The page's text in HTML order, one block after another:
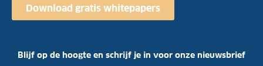
Download gratis whitepapers
Blijf op de hoogte en schrijf je in voor onze nieuwsbrief